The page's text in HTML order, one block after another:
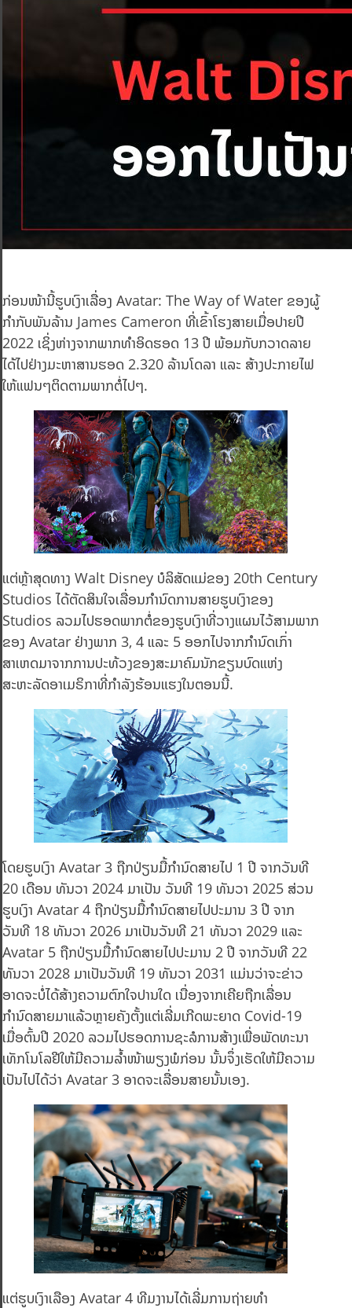
ກ່ອນໜ້ານີ້ຮູບເງົາເລື່ອງ Avatar: The Way of Water ຂອງຜູ້
ກຳກັບພັນລ້ານ James Cameron ທີ່ເຂົ້າໂຮງສາຍເມື່ອປາຍປີ
2022 ເຊິ່ງຫ່າງຈາກພາກທຳອິດຮອດ 13 ປີ ພ້ອມກັບກວາດລາຍ
ໄດ້ໄປຢ່າງມະຫາສານຮອດ 2.320 ລ້ານໂດລາ ແລະ ສ້າງປະກາຍໄຟ
ໃຫ້ແຟນໆຕິດຕາມພາກຕໍ່ໄປໆ.
ແຕ່ຫຼ້າສຸດທາງ Walt Disney ບໍລິສັດແມ່ຂອງ 20th Century
Studios ໄດ້ຕັດສິນໃຈເລື່ອນກຳນົດການສາຍຮູບເງົາຂອງ
Studios ລວມໄປຮອດພາກຕໍ່ຂອງຮູບເງົາທີ່ວາງແຜນໄວ້ສາມພາກ
ຂອງ Avatar ຢ່າງພາກ 3,​ 4 ແລະ 5 ອອກໄປຈາກກຳນົດເກົ່າ
ສາເຫດມາຈາກການປະທ້ວງຂອງສະມາຄົມນັກຂຽນບົດແຫ່ງ
ສະຫະລັດອາເມຣິກາທີ່ກຳລັງຮ້ອນແຮງໃນຕອນນີ້.
ໂດຍຮູບເງົາ Avatar 3 ຖືກປ່ຽນມື້ກຳນົດສາຍໄປ 1 ປີ ຈາກວັນທີ
20​ ເດືອນ ທັນວາ 2024 ມາເປັນ ວັນທີ 19 ທັນວາ 2025 ສ່ວນ
ຮູບເງົາ Avatar 4 ຖືກປ່ຽນມື້ກຳນົດສາຍໄປປະມານ 3 ປີ ຈາກ
ວັນທີ 18 ທັນວາ 2026 ມາເປັນວັນທີ 21 ທັນວາ 2029 ແລະ
Avatar 5 ຖືກປ່ຽນມື້ກຳນົດສາຍໄປປະມານ 2 ປີ ຈາກວັນທີ 22
ທັນວາ 2028 ມາເປັນວັນທີ 19 ທັນວາ 2031 ແມ່ນວ່າຈະຂ່າວ
ອາດຈະບໍ່ໄດ້ສ້າງຄວາມຕົກໃຈປານໃດ ເນື່ອງຈາກເຄີຍຖືກເລື່ອນ
ກຳນົດສາຍມາແລ້ວຫຼາຍຄັງຕັ້ງແຕ່ເລີ່ມເກີດພະຍາດ Covid-19
ເມື່ອຕົ້ນປີ 2020 ລວມໄປຮອດການຊະລໍການສ້າງເພື່ອພັດທະນາ
ເທັກໂນໂລຢີໃຫ້ມີຄວາມລ້ຳໜ້າພຽງພໍກ່ອນ ນັ້ນຈຶ່ງເຮັດໃຫ້ມີຄວາມ
ເປັນໄປໄດ້ວ່າ Avatar 3 ອາດຈະເລື່ອນສາຍນັ້ນເອງ.
ແຕ່ຮູບເງົາເລືອງ Avatar 4 ທີມງານໄດ້ເລີ່ມການຖ່າຍທຳ